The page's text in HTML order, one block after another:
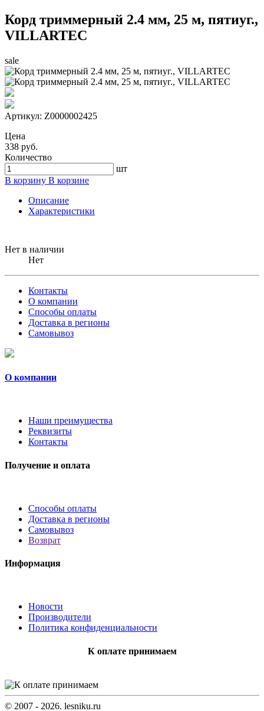
Корд триммерный 2.4 мм, 25 м, пятиуг.,
VILLARTEC
sale
Артикул: Z0000002425
Цена
338 руб.
Количество
шт
В корзину В корзине
Описание
Характеристики
Нет в наличии
Нет
Контакты
О компании
Способы оплаты
Доставка в регионы
Самовывоз
О компании
Наши преимущества
Реквизиты
Контакты
Получение и оплата
Способы оплаты
Доставка в регионы
Самовывоз
Возврат
Информация
Новости
Производители
Политика конфиденциальности
К оплате принимаем
© 2007 - 2026. lesniku.ru